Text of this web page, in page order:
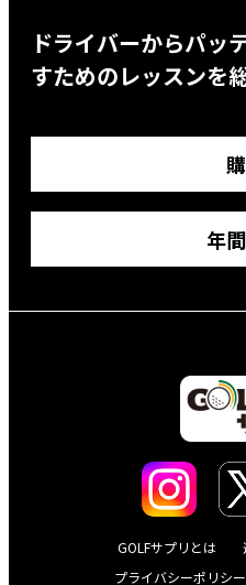
ドライバーからパッ
すためのレッスンを
年
GOLFサプリとは
プライバシーポリシー